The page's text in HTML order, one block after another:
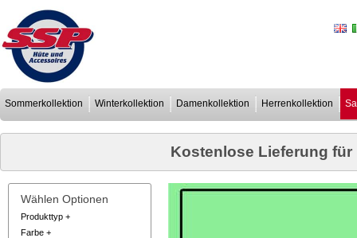
Sommerkollektion Winterkollektion Damenkollektion Herrenkollektion
Kostenlose Lieferung für
Wählen Optionen
Produkttyp +
Farbe +